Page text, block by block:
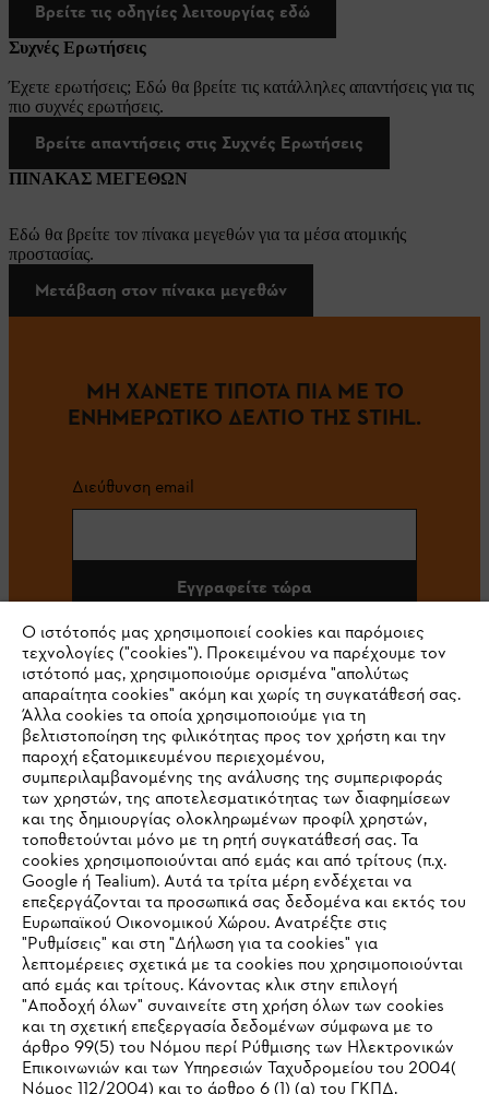
Βρείτε τις οδηγίες λειτουργίας εδώ
Συχνές Ερωτήσεις
Έχετε ερωτήσεις; Εδώ θα βρείτε τις κατάλληλες απαντήσεις για τις
πιο συχνές ερωτήσεις.
Βρείτε απαντήσεις στις Συχνές Ερωτήσεις
ΠΙΝΑΚΑΣ ΜΕΓΕΘΩΝ
Εδώ θα βρείτε τον πίνακα μεγεθών για τα μέσα ατομικής
προστασίας.
Μετάβαση στον πίνακα μεγεθών
ΜΗ ΧΑΝΕΤΕ ΤΙΠΟΤΑ ΠΙΑ ΜΕ ΤΟ
ΕΝΗΜΕΡΩΤΙΚΟ ΔΕΛΤΙΟ ΤΗΣ STIHL.
Διεύθυνση email
Εγγραφείτε τώρα
#STIHL
Εταιρεία
STIHL Συχνές ερωτήσεις
Service
IHR BROWSER WIRD NICHT
Ο ιστότοπός μας χρησιμοποιεί cookies και παρόμοιες
τεχνολογίες ("cookies"). Προκειμένου να παρέχουμε τον
ιστότοπό μας, χρησιμοποιούμε ορισμένα "απολύτως
απαραίτητα cookies" ακόμη και χωρίς τη συγκατάθεσή σας.
Άλλα cookies τα οποία χρησιμοποιούμε για τη
βελτιστοποίηση της φιλικότητας προς τον χρήστη και την
παροχή εξατομικευμένου περιεχομένου,
συμπεριλαμβανομένης της ανάλυσης της συμπεριφοράς
των χρηστών, της αποτελεσματικότητας των διαφημίσεων
και της δημιουργίας ολοκληρωμένων προφίλ χρηστών,
τοποθετούνται μόνο με τη ρητή συγκατάθεσή σας. Τα
cookies χρησιμοποιούνται από εμάς και από τρίτους (π.χ.
Google ή Tealium). Αυτά τα τρίτα μέρη ενδέχεται να
επεξεργάζονται τα προσωπικά σας δεδομένα και εκτός του
Ευρωπαϊκού Οικονομικού Χώρου. Ανατρέξτε στις
"Ρυθμίσεις" και στη "Δήλωση για τα cookies" για
λεπτομέρειες σχετικά με τα cookies που χρησιμοποιούνται
από εμάς και τρίτους. Κάνοντας κλικ στην επιλογή
"Αποδοχή όλων" συναινείτε στη χρήση όλων των cookies
και τη σχετική επεξεργασία δεδομένων σύμφωνα με το
άρθρο 99(5) του Νόμου περί Ρύθμισης των Ηλεκτρονικών
Επικοινωνιών και των Υπηρεσιών Ταχυδρομείου του 2004(